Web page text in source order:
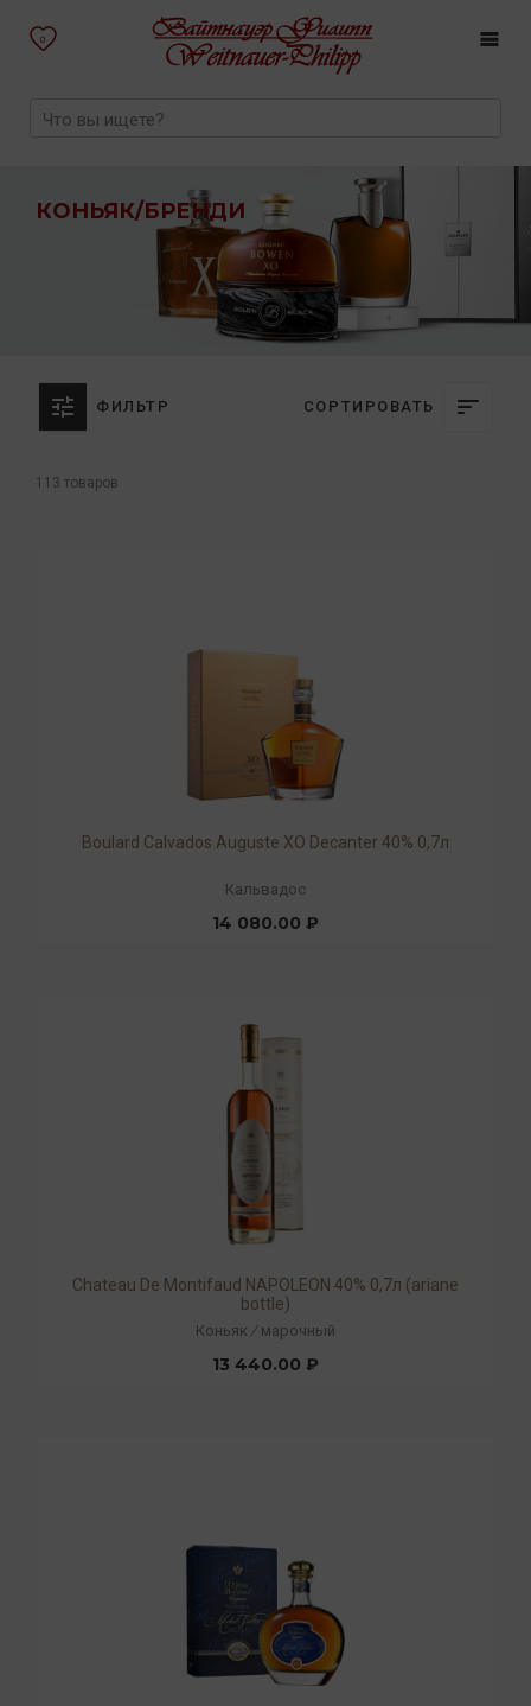
0
КОНЬЯК/БРЕНДИ
ФИЛЬТР СОРТИРОВАТЬ
113 товаров
Boulard Calvados Auguste XO Decanter 40% 0,7л
Кальвадос
14 080.00 ₽
Chateau De Montifaud NAPOLEON 40% 0,7л (ariane
bottle)
Коньяк / марочный
13 440.00 ₽